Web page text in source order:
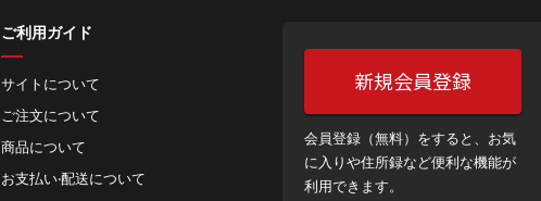
ご利用ガイド
サイトについて
ご注⽂について
商品について
お⽀払い‧配送について
新規会員登録
会員登録（無料）をすると、お気
に入りや住所録など便利な機能が
利用できます。